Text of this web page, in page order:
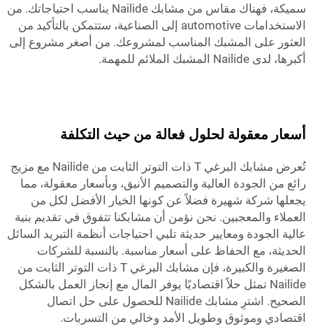
سميكة، فهناك مقاس من مشابك Nailide يناسب احتياجاتك. من
الاستخدامات automotive إلى الصناعية، ستتمكن بالتأكيد من
العثور على المشبك المناسب لمشروعك. من أصغر مشروع إلى
أكبرها، لدى Nailide المشبك الملائم للمهمة.
أسعار معقولة لحلول فعالة من حيث التكلفة
تُعرض مشابك البرغي T ذات التوتر الثابت من Nailide مع مزيج
رائع من الجودة العالية والتصميم الأنيق، وبأسعار معقولة، مما
يجعلها شركة شهيرة فضلاً عن كونها الخيار الأفضل لكل من
العملاء والمعجبين. نحن نؤمن أن مشابكنا تتفوق في تقديم بنية
عالية الجودة ومعايير حديثة تلبي احتياجات أنظمة التبريد السائل
الحديثة، مع الحفاظ على أسعار مناسبة. بالنسبة للشركات
الصغيرة والكبيرة، فإن مشابك البرغي T ذات التوتر الثابت من
Nailide تمثل حلاً اقتصاديًا يوفر المال مع إنجاز العمل بالشكل
الصحيح. اشترِ مشابك Nailide للحصول على حل اتصال
اقتصادي وموثوق وطويل الأمد وخالي من التسربات.